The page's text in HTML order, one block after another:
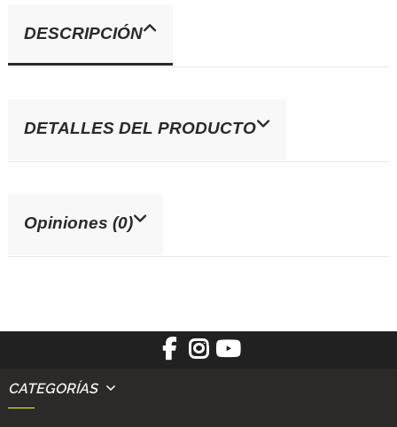
DESCRIPCIÓN
DETALLES DEL PRODUCTO
Opiniones (0)
CATEGORÍAS